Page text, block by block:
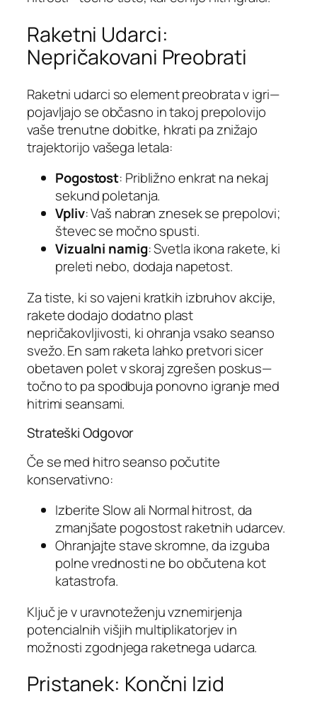
Raketni Udarci:
Nepričakovani Preobrati
Raketni udarci so element preobrata v igri—
pojavljajo se občasno in takoj prepolovijo
vaše trenutne dobitke, hkrati pa znižajo
trajektorijo vašega letala:
Pogostost: Približno enkrat na nekaj
sekund poletanja.
Vpliv: Vaš nabran znesek se prepolovi;
števec se močno spusti.
Vizualni namig: Svetla ikona rakete, ki
preleti nebo, dodaja napetost.
Za tiste, ki so vajeni kratkih izbruhov akcije,
rakete dodajo dodatno plast
nepričakovljivosti, ki ohranja vsako seanso
svežo. En sam raketa lahko pretvori sicer
obetaven polet v skoraj zgrešen poskus—
točno to pa spodbuja ponovno igranje med
hitrimi seansami.
Strateški Odgovor
Če se med hitro seanso počutite
konservativno:
Izberite Slow ali Normal hitrost, da
zmanjšate pogostost raketnih udarcev.
Ohranjajte stave skromne, da izguba
polne vrednosti ne bo občutena kot
katastrofa.
Ključ je v uravnoteženju vznemirjenja
potencialnih višjih multiplikatorjev in
možnosti zgodnjega raketnega udarca.
Pristanek: Končni Izid